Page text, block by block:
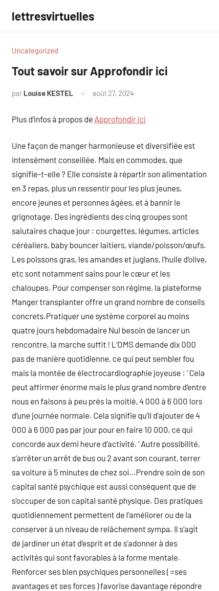
contenu
lettresvirtuelles
Uncategorized
Tout savoir sur Approfondir ici
par Louise KESTEL août 27, 2024
Plus d’infos à propos de Approfondir ici
Une façon de manger harmonieuse et diversifiée est
intensément conseillée. Mais en commodes, que
signifie-t-elle ? Elle consiste à répartir son alimentation
en 3 repas, plus un ressentir pour les plus jeunes,
encore jeunes et personnes âgées, et à bannir le
grignotage. Des ingrédients des cinq groupes sont
salutaires chaque jour : courgettes, légumes, articles
céréaliers, baby bouncer laitiers, viande/poisson/œufs.
Les poissons gras, les amandes et juglans, l’huile d’olive,
etc sont notamment sains pour le cœur et les
chaloupes. Pour compenser son régime, la plateforme
Manger transplanter offre un grand nombre de conseils
concrets.Pratiquer une système corporel au moins
quatre jours hebdomadaire Nul besoin de lancer un
rencontre, la marche suffit ! L’OMS demande dix 000
pas de manière quotidienne, ce qui peut sembler fou
mais la montée de électrocardiographie joyeuse : ‘ Cela
peut affirmer énorme mais le plus grand nombre d’entre
nous en faisons à peu près la moitié, 4 000 à 6 000 lors
d’une journée normale. Cela signifie qu’il d’ajouter de 4
000 à 6 000 pas par jour pour en faire 10 000, ce qui
concorde aux demi heure d’activité. ‘ Autre possibilité,
s’arrêter un arrêt de bus ou 2 avant son courant, terrer
sa voiture à 5 minutes de chez soi…Prendre soin de son
capital santé psychique est aussi conséquent que de
s’occuper de son capital santé physique. Des pratiques
quotidiennement permettent de l’améliorer ou de la
conserver à un niveau de relâchement sympa. Il s’agit
de jardiner un état d’esprit et de s’adonner à des
activités qui sont favorables à la forme mentale.
Renforcer ses bien psychiques personnelles ( =ses
avantages et ses forces ) favorise davantage répondre